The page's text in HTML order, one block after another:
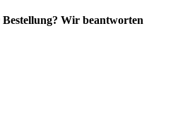
Wir beantworten